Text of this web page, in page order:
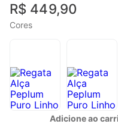
R$ 449,90
Cores
Adicione ao